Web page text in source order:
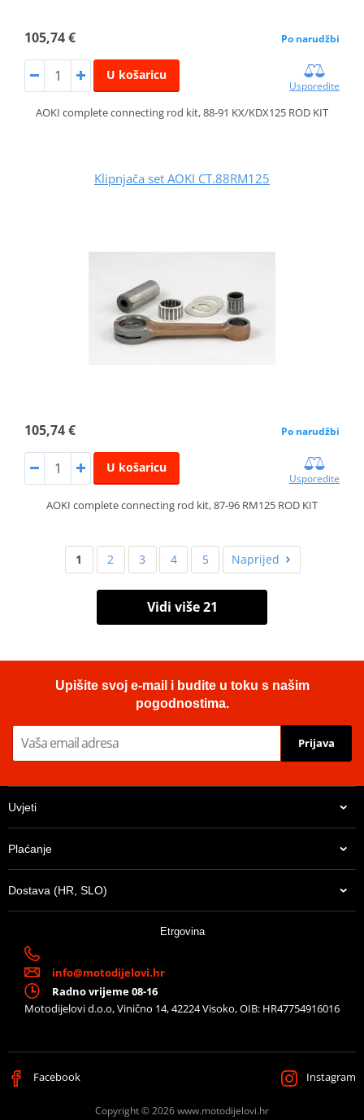
105,74 € Po narudžbi
U košaricu
Usporedite
AOKI complete connecting rod kit, 88-91 KX/KDX125 ROD KIT
Klipnjača set AOKI CT.88RM125
105,74 € Po narudžbi
U košaricu
Usporedite
AOKI complete connecting rod kit, 87-96 RM125 ROD KIT
1 2 3 4 5 Naprijed
Vidi više 21
Upišite svoj e-mail i budite u toku s našim
pogodnostima.
Prijava
Uvjeti
Plaćanje
Dostava (HR, SLO)
Etrgovina
info@motodijelovi.hr
Radno vrijeme 08-16
Motodijelovi d.o.o, Vinično 14, 42224 Visoko, OIB: HR47754916016
Facebook Instagram
Copyright © 2026 www.motodijelovi.hr